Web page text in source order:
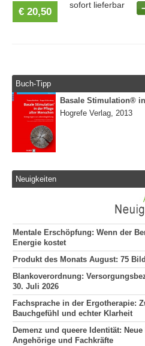
€ 20,50
sofort lieferbar
Buch-Tipp
Basale Stimulation®
Hogrefe Verlag, 2013
Neuigkeiten
Mentale Erschöpfung: Wenn der
Energie kostet
Produkt des Monats August: 75
Blankoverordnung:
30. Juli 2026
Fachsprache in der Ergotherapie:
Bauchgefühl und echter Klarheit
Demenz und queere Identität:
Angehörige und Fachkräfte